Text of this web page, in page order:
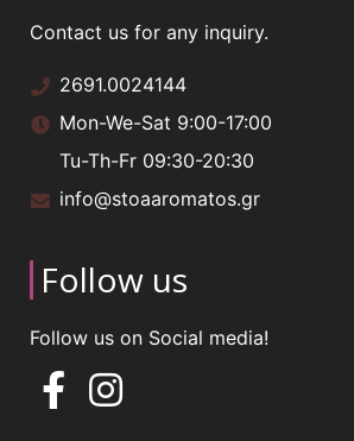
Contact us for any inquiry.
2691.0024144
Mon-We-Sat 9:00-17:00
Tu-Th-Fr 09:30-20:30
info@stoaaromatos.gr
Follow us
Follow us on Social media!